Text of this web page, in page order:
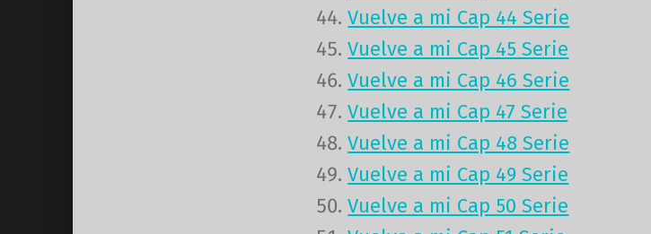
Vuelve a mi Cap 44 Serie
Vuelve a mi Cap 45 Serie
Vuelve a mi Cap 46 Serie
Vuelve a mi Cap 47 Serie
Vuelve a mi Cap 48 Serie
Vuelve a mi Cap 49 Serie
Vuelve a mi Cap 50 Serie